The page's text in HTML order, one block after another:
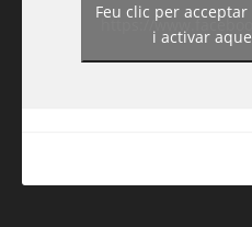
https://
Feu clic per
i activar